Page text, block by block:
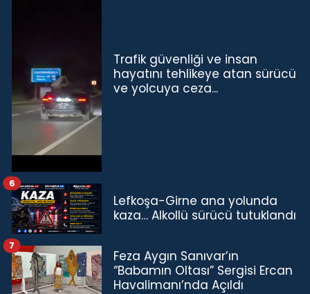
Trafik güvenliği ve insan
hayatını tehlikeye atan sürücü
ve yolcuya ceza...
Lefkoşa-Girne ana yolunda
kaza… Alkollü sürücü tutuklandı
6
Feza Aygın Sanıvar’ın
“Babamın Oltası” Sergisi Ercan
Havalimanı’nda Açıldı
7